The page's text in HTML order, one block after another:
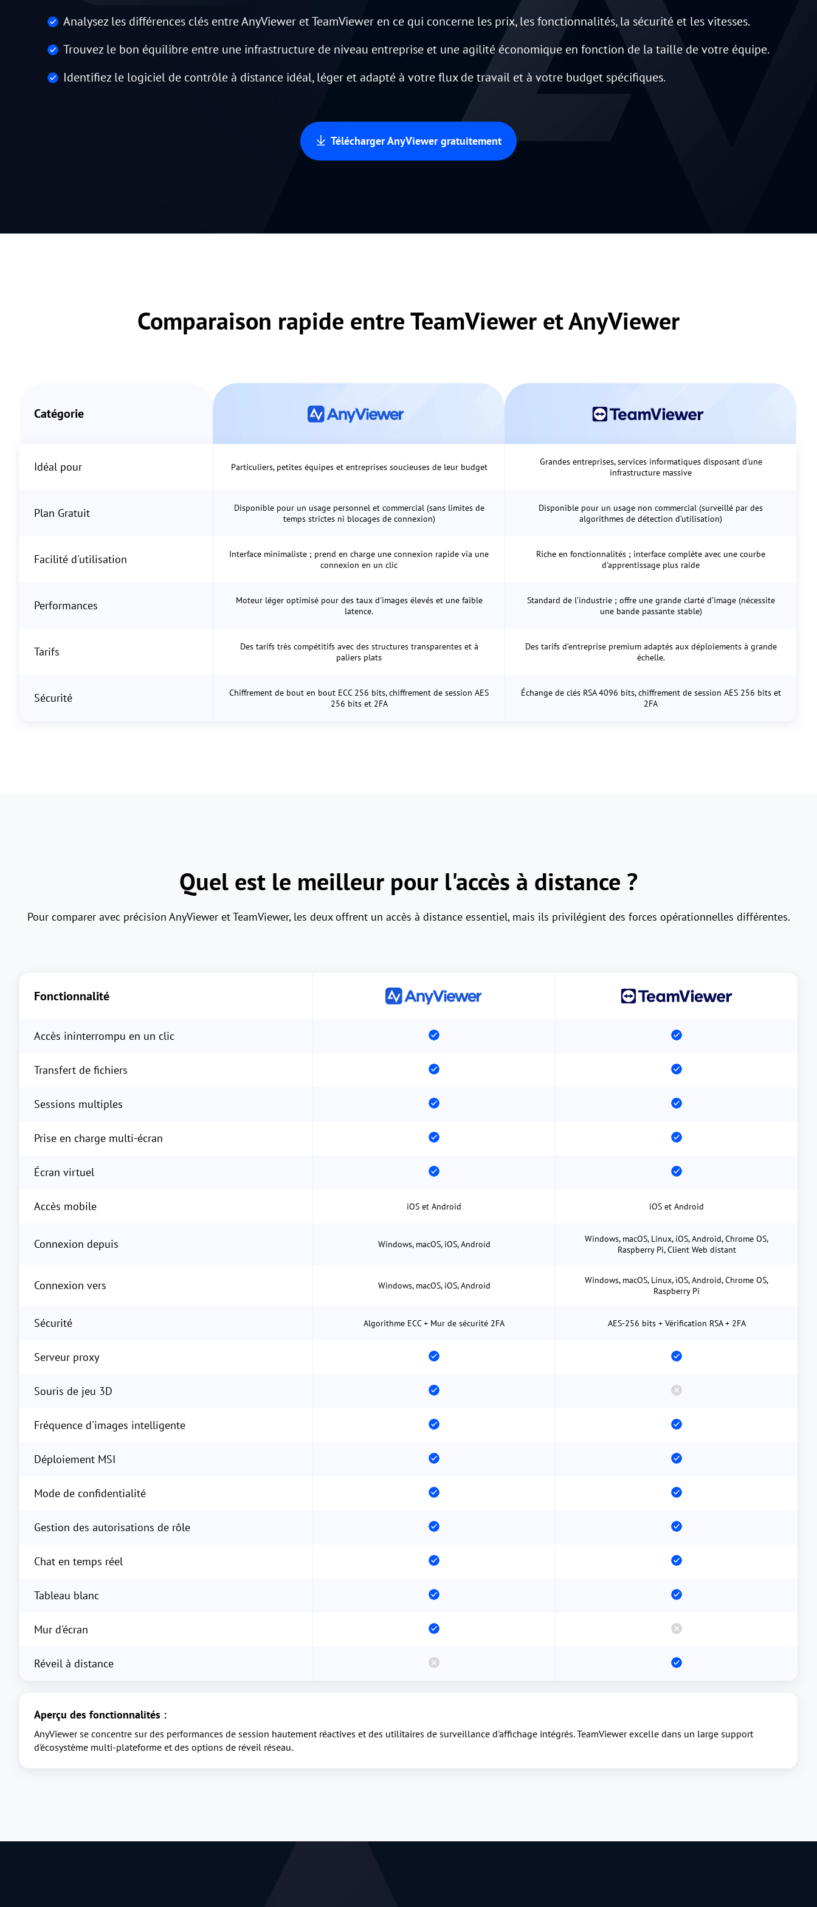
Contrôle à distance global
toute simplicité
Gestion des permissions des rôles
Gérer les accès des utilisateurs avec des
permissions flexibles.
Analysez les différences clés entre AnyViewer et TeamViewer en ce qui concerne les prix, les fonctionnalités, la sécurité et les vitesses.
Trouvez le bon équilibre entre une infrastructure de niveau entreprise et une agilité économique en fonction de la taille de votre équipe.
Identifiez le logiciel de contrôle à distance idéal, léger et adapté à votre flux de travail et à votre budget spécifiques.
Télécharger AnyViewer gratuitement
Comparaison rapide entre TeamViewer et AnyViewer
Catégorie
Idéal pour Particuliers, petites équipes et entreprises soucieuses de leur budget
Grandes entreprises, services informatiques disposant d'une
infrastructure massive
Plan Gratuit
Disponible pour un usage personnel et commercial (sans limites de
temps strictes ni blocages de connexion)
Disponible pour un usage non commercial (surveillé par des
algorithmes de détection d'utilisation)
Facilité d'utilisation
Interface minimaliste ; prend en charge une connexion rapide via une
connexion en un clic
Riche en fonctionnalités ; interface complète avec une courbe
d'apprentissage plus raide
Performances
Moteur léger optimisé pour des taux d'images élevés et une faible
latence.
Standard de l’industrie ; offre une grande clarté d’image (nécessite
une bande passante stable)
Tarifs
Des tarifs très compétitifs avec des structures transparentes et à
paliers plats
Des tarifs d’entreprise premium adaptés aux déploiements à grande
échelle.
Sécurité
Chiffrement de bout en bout ECC 256 bits, chiffrement de session AES
256 bits et 2FA
Échange de clés RSA 4096 bits, chiffrement de session AES 256 bits et
2FA
Quel est le meilleur pour l'accès à distance ?
Pour comparer avec précision AnyViewer et TeamViewer, les deux offrent un accès à distance essentiel, mais ils privilégient des forces opérationnelles différentes.
Fonctionnalité
Accès ininterrompu en un clic
Transfert de fichiers
Sessions multiples
Prise en charge multi-écran
Écran virtuel
Accès mobile iOS et Android iOS et Android
Connexion depuis Windows, macOS, iOS, Android
Windows, macOS, Linux, iOS, Android, Chrome OS,
Raspberry Pi, Client Web distant
Connexion vers Windows, macOS, iOS, Android
Windows, macOS, Linux, iOS, Android, Chrome OS,
Raspberry Pi
Sécurité Algorithme ECC + Mur de sécurité 2FA AES-256 bits + Vérification RSA + 2FA
Serveur proxy
Souris de jeu 3D
Fréquence d'images intelligente
Déploiement MSI
Mode de confidentialité
Gestion des autorisations de rôle
Chat en temps réel
Tableau blanc
Mur d'écran
Réveil à distance
Aperçu des fonctionnalités :
AnyViewer se concentre sur des performances de session hautement réactives et des utilitaires de surveillance d'affichage intégrés. TeamViewer excelle dans un large support
d'écosystème multi-plateforme et des options de réveil réseau.